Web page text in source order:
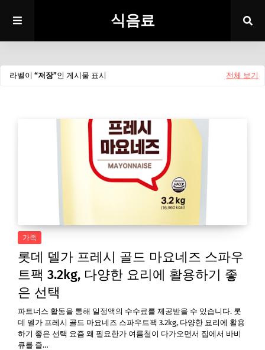
식음료
라벨이 저장 인 게시물 표시 전체 보기
가족
롯데 델가 프레시 골드 마요네즈 스파우
트팩 3.2kg, 다양한 요리에 활용하기 좋
은 선택
파트너스 활동을 통해 일정액의 수수료를 제공받을 수 있습니다. 롯
데 델가 프레시 골드 마요네즈 스파우트팩 3.2kg, 다양한 요리에 활용
하기 좋은 선택 요즘 왜 필요한가 여름철이 다가오면서 집에서 바비
큐를 즐…